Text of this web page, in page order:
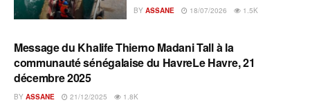
BY ASSANE 18/07/2026 1.5K
A L'INSTANT
Message du Khalife Thierno Madani Tall à la
communauté sénégalaise du HavreLe Havre, 21
décembre 2025
BY ASSANE 21/12/2025 1.8K